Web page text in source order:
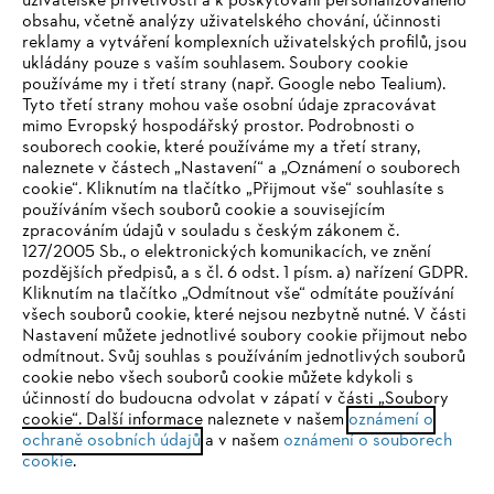
Společnost
STIHL FAQ
Služby
Ochrana osobních údajů Právní doložka Cookies
IHR BROWSER WIRD NICHT
UNTERSTÜTZT
Sie nutzen einen Browser, den wir noch nicht unterstützen. Für
eine optimale Nutzung unserer Seite empfehlen wir Ihnen, zu
einem der folgenden Browser zu wechseln:
obsahu, včetně analýzy uživatelského chování, účinnosti
reklamy a vytváření komplexních uživatelských profilů, jsou
ukládány pouze s vaším souhlasem. Soubory cookie
používáme my i třetí strany (např. Google nebo Tealium).
Tyto třetí strany mohou vaše osobní údaje zpracovávat
mimo Evropský hospodářský prostor. Podrobnosti o
souborech cookie, které používáme my a třetí strany,
naleznete v částech „Nastavení“ a „Oznámení o souborech
cookie“. Kliknutím na tlačítko „Přijmout vše“ souhlasíte s
používáním všech souborů cookie a souvisejícím
zpracováním údajů v souladu s českým zákonem č.
127/2005 Sb., o elektronických komunikacích, ve znění
pozdějších předpisů, a s čl. 6 odst. 1 písm. a) nařízení GDPR.
Kliknutím na tlačítko „Odmítnout vše“ odmítáte používání
všech souborů cookie, které nejsou nezbytně nutné. V části
Nastavení můžete jednotlivé soubory cookie přijmout nebo
odmítnout. Svůj souhlas s používáním jednotlivých souborů
cookie nebo všech souborů cookie můžete kdykoli s
účinností do budoucna odvolat v zápatí v části „Soubory
cookie“. Další informace naleznete v našem oznámení o
ochraně osobních údajůa v našem oznámení o souborech
cookie.